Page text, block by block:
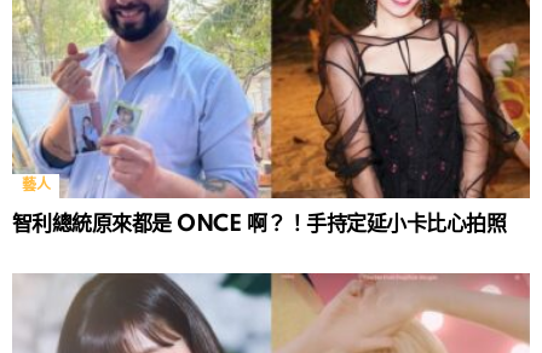
藝人
智利總統原來都是 ONCE 啊？！手持定延小卡比心拍照